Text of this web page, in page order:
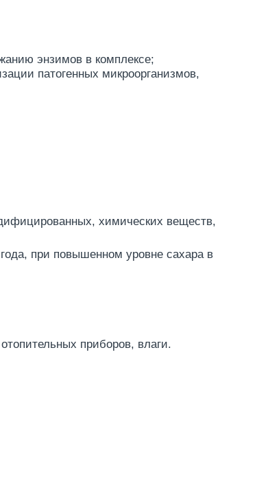
энзимов в комплексе;
патогенных микроорганизмов,
химических веществ,
при повышенном уровне сахара в
приборов, влаги.